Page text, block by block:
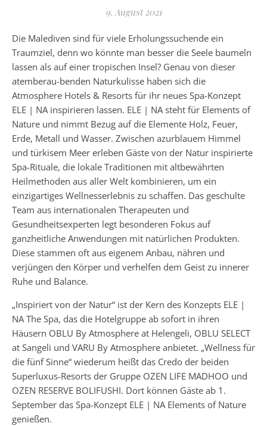
9. August 2021
Die Malediven sind für viele Erholungssuchende ein
Traumziel, denn wo könnte man besser die Seele baumeln
lassen als auf einer tropischen Insel? Genau von dieser
atemberau-benden Naturkulisse haben sich die
Atmosphere Hotels & Resorts für ihr neues Spa-Konzept
ELE | NA inspirieren lassen. ELE | NA steht für Elements of
Nature und nimmt Bezug auf die Elemente Holz, Feuer,
Erde, Metall und Wasser. Zwischen azurblauem Himmel
und türkisem Meer erleben Gäste von der Natur inspirierte
Spa-Rituale, die lokale Traditionen mit altbewährten
Heilmethoden aus aller Welt kombinieren, um ein
einzigartiges Wellnesserlebnis zu schaffen. Das geschulte
Team aus internationalen Therapeuten und
Gesundheitsexperten legt besonderen Fokus auf
ganzheitliche Anwendungen mit natürlichen Produkten.
Diese stammen oft aus eigenem Anbau, nähren und
verjüngen den Körper und verhelfen dem Geist zu innerer
Ruhe und Balance.
„Inspiriert von der Natur“ ist der Kern des Konzepts ELE |
NA The Spa, das die Hotelgruppe ab sofort in ihren
Häusern OBLU By Atmosphere at Helengeli, OBLU SELECT
at Sangeli und VARU By Atmosphere anbietet. „Wellness für
die fünf Sinne“ wiederum heißt das Credo der beiden
Superluxus-Resorts der Gruppe OZEN LIFE MADHOO und
OZEN RESERVE BOLIFUSHI. Dort können Gäste ab 1.
September das Spa-Konzept ELE | NA Elements of Nature
genießen.